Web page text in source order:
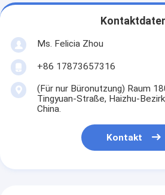
Ms. Felicia Zhou
+86 17873657316
(Für nur Büronutzung) Raum
Tingyuan-Straße, Haizhu-
China.
Kontakt